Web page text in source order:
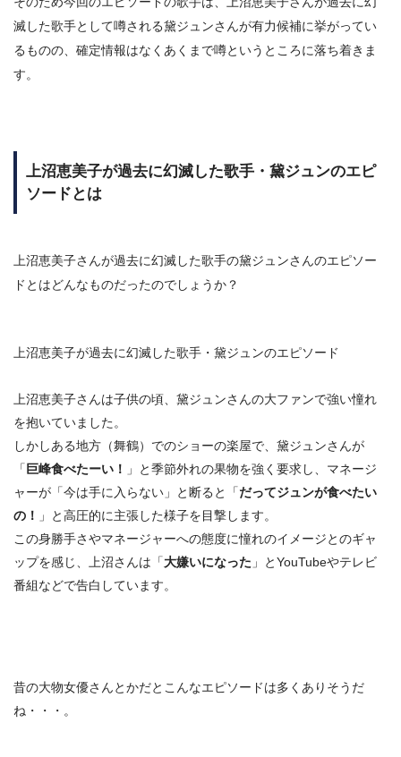
滅した歌手として噂される黛ジュンさんが有力候補に挙がってい
るものの、 確定情報はなくあくまで噂というところに落ち着きま
す。
上沼恵美子が過去に幻滅した歌手・黛ジュンのエピ
ソードとは
上沼恵美子さんが過去に幻滅した歌手の黛ジュンさんのエピソー
ドとはどんなものだったのでしょうか？
上沼恵美子が過去に幻滅した歌手・黛ジュンのエピソード
上沼恵美子さんは子供の頃、黛ジュンさんの大ファンで強い憧れ
を抱いていました。
しかしある地方（舞鶴）でのショーの楽屋で、黛ジュンさんが
「 巨峰食べたーい！ 」と季節外れの果物を強く要求し、マネージ
ャーが「今は手に入らない」と断ると「だってジュンが食べたい
の！
」と高圧的に主張した様子を目撃します。
この身勝手さやマネージャーへの態度に憧れのイメージとのギャ
ップを感じ、上沼さんは「大嫌いになった 」とYouTubeやテレビ
番組などで告白しています。
昔の大物女優さんとかだとこんなエピソードは多くありそうだ
ね・・・。